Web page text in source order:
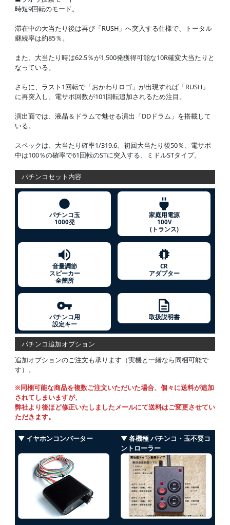
時短9回転のモード。
滞在中の大当たり後は再び「RUSH」へ突入する仕様で、トータル
継続率は約85％。
また、大当たり時は62.5％が1,500発獲得可能な10R確変大当たりと
なっている。
さらに、ラスト1回転で「おかわりロゴ」が出現すれば「RUSH」
に再突入し、電サポ回数が101回転追加されるため注目。
演出面では、液晶＆ドラムで魅せる演出「DDドラム」を搭載して
いる。
スペックは、大当たり確率1/319.6、初回大当たり後50％、電サポ
中は100％の確率で61回転のSTに突入する、ミドルSTタイプ。
パチンコセット内容
パチンコ玉
1000発
家庭用電源
100V
(トランス)
音量調節
スピーカー
全箇所
CR
アダプター
パチンコ用
設定キー
取扱説明書
パチンコ追加オプション
追加オプションのご注文も承ります（実機と一緒なら同梱可能で
す）。
※同梱可能な商品を複数ご注文いただいた場合、個々に送料が追加
されてしまいますが、
弊社より後ほど修正いたしましたメールにて送料はご変更させてい
ただきます。
▼ イヤホンコンバーター
▼ 各機種 パチンコ・玉不要コ
ントローラー